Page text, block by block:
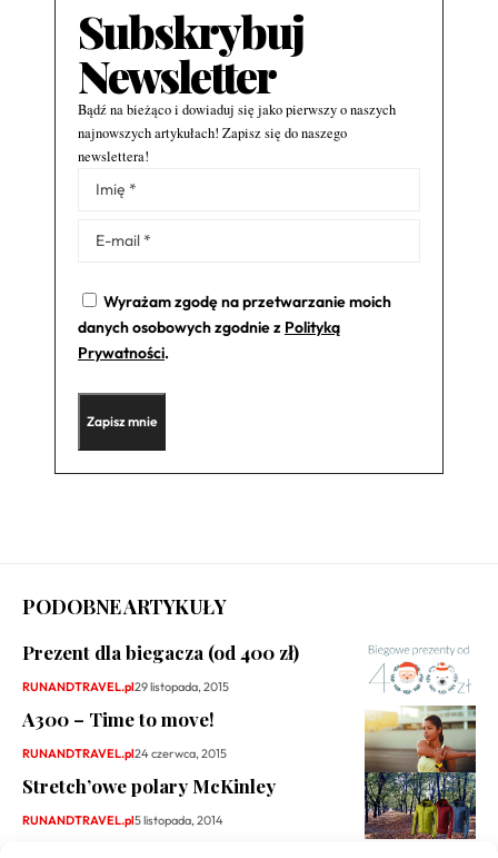
Subskrybuj
Newsletter
Bądź na bieżąco i dowiaduj się jako pierwszy o naszych
najnowszych artykułach! Zapisz się do naszego
newslettera!
Wyrażam zgodę na przetwarzanie moich
danych osobowych zgodnie z Polityką
Prywatności.
Alternative:
PODOBNE ARTYKUŁY
Prezent dla biegacza (od 400 zł)
RUNANDTRAVEL.pl29 listopada, 2015
A300 – Time to move!
RUNANDTRAVEL.pl24 czerwca, 2015
Stretch’owe polary McKinley
RUNANDTRAVEL.pl5 listopada, 2014